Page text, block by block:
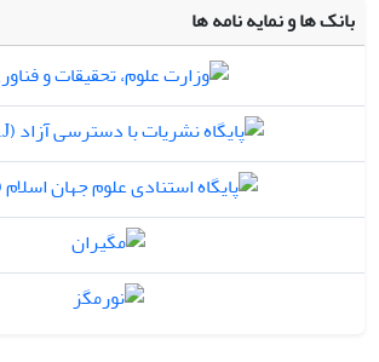
بانک ها و نمایه نامه ها